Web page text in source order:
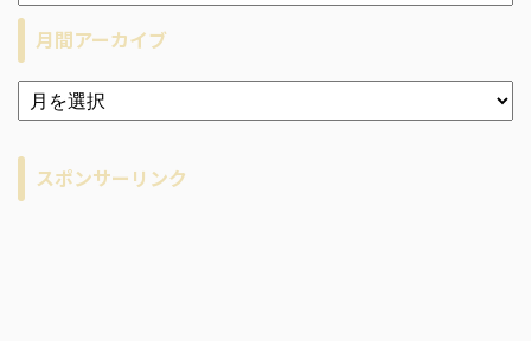
月間アーカイブ
ア
ー
ブ
スポンサーリンク